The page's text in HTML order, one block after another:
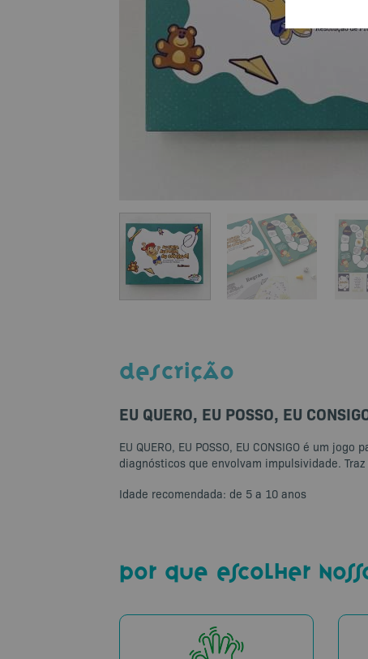
DESCRIÇÃO
EU QUERO, EU POSSO, EU
EU QUERO, EU POSSO, EU CONSIGO é um
diagnósticos que envolvam impulsividade.
Idade recomendada: de 5 a 10 anos
por que escolher